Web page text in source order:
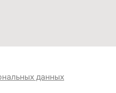
данных